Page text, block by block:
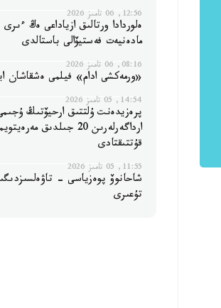
12:56, 06 تامىز 2026
ەلوردادا ورتالىق ازياداعى ەڭ
مادەنيەت فەستيۆالى باستالدى
08:16, 06 تامىز 2026
«ورمەكشى ادام» فيلمى ەشقاشان
14:54, 05 تامىز 2026
پرەزيدەنت ۇلتتىق ارحيۆتىڭ
ارداگەرلەرىن 20 جىلدىق
قۇتتىقتادى
11:55, 05 تامىز 2026
شاحانوۆ پوەزياسى -
تۇعىرى